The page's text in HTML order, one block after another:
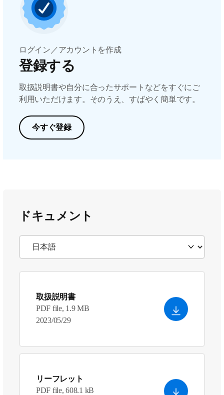
ログイン／アカウントを作成
登録する
取扱説明書や自分に合ったサポートなどをすぐにご
利用いただけます。そのうえ、すばやく簡単です。
今すぐ登録
ドキュメント
取扱説明書
PDF file, 1.9 MB
2023/05/29
リーフレット
PDF file, 608.1 kB